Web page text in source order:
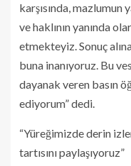
karşısında, mazlumun
ve haklının yanında
etmekteyiz. Sonuç
buna inanıyoruz. Bu
dayanak veren basın
ediyorum” dedi.
“Yüreğimizde derin
tartısını paylaşıyoruz”